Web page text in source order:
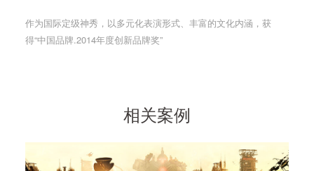
作为国际定级神秀，以多元化表演形式、丰富的文化内涵，获
得“中国品牌.2014年度创新品牌奖”
相关案例